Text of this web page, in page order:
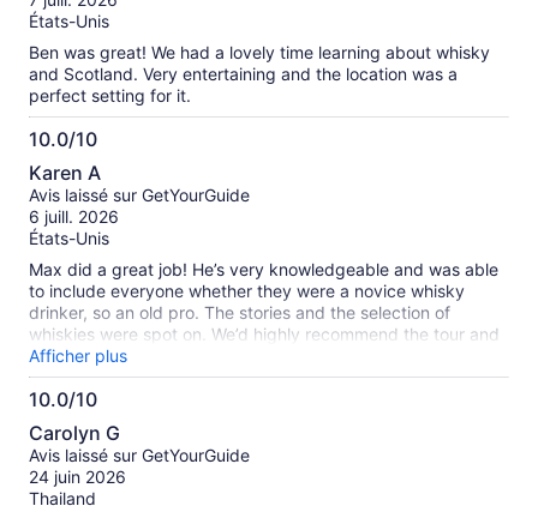
États-Unis
Ben was great! We had a lovely time learning about whisky
and Scotland. Very entertaining and the location was a
perfect setting for it.
10.0/10
10.0
sur
10
Karen A
Avis laissé sur GetYourGuide
6 juill. 2026
États-Unis
Max did a great job! He’s very knowledgeable and was able
to include everyone whether they were a novice whisky
drinker, so an old pro. The stories and the selection of
whiskies were spot on. We’d highly recommend the tour and
the guide, Max!
Afficher plus
10.0/10
10.0
sur
10
Carolyn G
Avis laissé sur GetYourGuide
24 juin 2026
Thailand